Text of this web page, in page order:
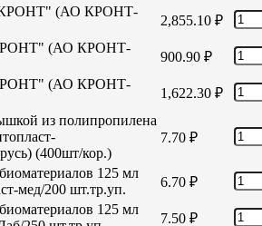
КРОНТ" (АО КРОНТ-
2,855.10 ₽
(АО КРОНТ-
900.90 ₽
(АО КРОНТ-
1,622.30 ₽
из полипропилена
(400шт/кор.)
7.70 ₽
125 мл
мед/200 шт.тр.уп.
6.70 ₽
125 мл
7.50 ₽